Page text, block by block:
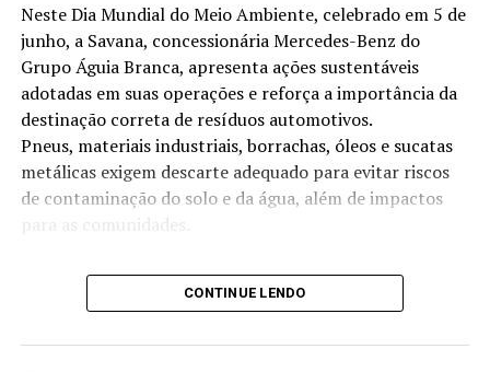
Neste Dia Mundial do Meio Ambiente, celebrado em 5 de
junho, a Savana, concessionária Mercedes-Benz do
Grupo Águia Branca, apresenta ações sustentáveis
adotadas em suas operações e reforça a importância da
destinação correta de resíduos automotivos.
Pneus, materiais industriais, borrachas, óleos e sucatas
metálicas exigem descarte adequado para evitar riscos
de contaminação do solo e da água, além de impactos
para as comunidades.
A Savana, por meio das suas 14 filiais, desenvolve
anualmente iniciativas voltadas à redução no consumo
energética e projetos sociais. As práticas adotadas
CONTINUE LENDO